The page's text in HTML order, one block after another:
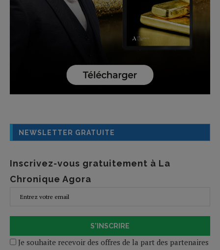
NEWSLETTER GRATUITE
Inscrivez-vous gratuitement à La
Chronique Agora
S'INSCRIRE
Je souhaite recevoir des offres de la part des partenaires